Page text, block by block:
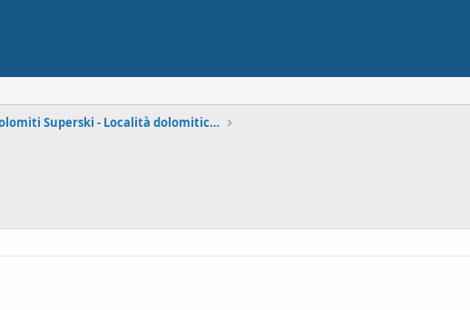
Forum Dolomiti Superski - Località dolomitiche